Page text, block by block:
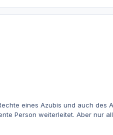
eines Azubis und auch des
Person weiterleitet. Aber nur